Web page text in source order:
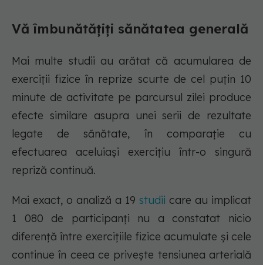
Vă îmbunătățiți sănătatea generală
Mai multe studii au arătat că acumularea de
exerciții fizice în reprize scurte de cel puțin 10
minute de activitate pe parcursul zilei produce
efecte similare asupra unei serii de rezultate
legate de sănătate, în comparație cu
efectuarea aceluiași exercițiu într-o singură
repriză continuă.
Mai exact, o analiză a 19 studii care au implicat
1 080 de participanți nu a constatat nicio
diferență între exercițiile fizice acumulate și cele
continue în ceea ce privește tensiunea arterială